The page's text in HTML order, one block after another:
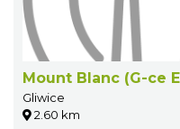
Mount Blanc (G-ce
Gliwice
2.60 km